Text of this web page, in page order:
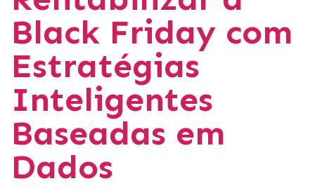
Black Friday com
Estratégias
Inteligentes
Baseadas em
Dados